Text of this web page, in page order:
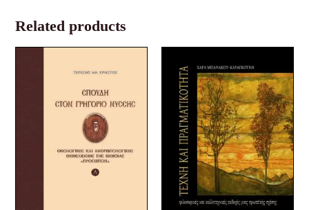
Related products
is:
price
was:
26,50 €.
price
is:
17,00 €.